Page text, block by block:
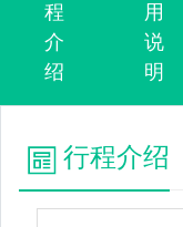
程
介
绍
用
说
明
行程介绍